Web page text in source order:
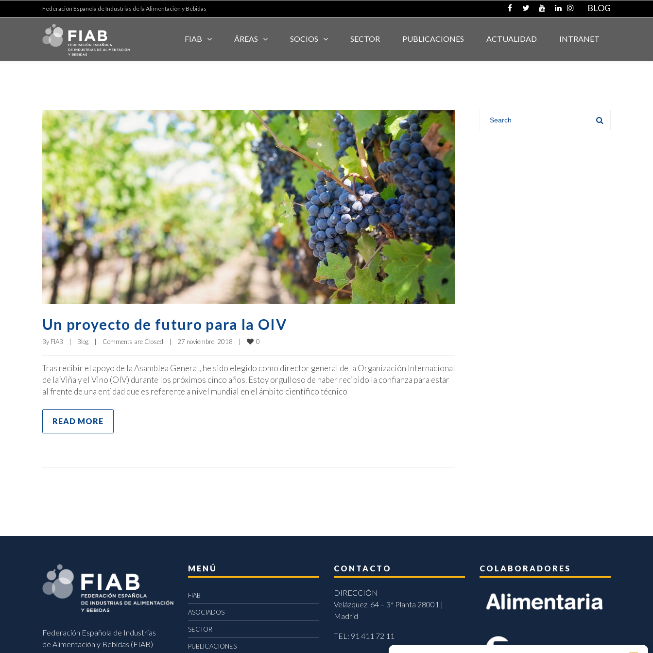
Federación Española de Industrias de la Alimentación y Bebidas BLOG
FIAB ÁREAS SOCIOS SECTOR PUBLICACIONES ACTUALIDAD INTRANET
Un proyecto de futuro para la OIV
By FIAB Blog Comments are Closed 27 noviembre, 2018 0
Tras recibir el apoyo de la Asamblea General, he sido elegido como director general de la Organización Internacional
de la Viña y el Vino (OIV) durante los próximos cinco años. Estoy orgulloso de haber recibido la confianza para estar
al frente de una entidad que es referente a nivel mundial en el ámbito científico técnico
READ MORE
Federación Española de Industrias
de Alimentación y Bebidas (FIAB)
MENÚ
FIAB
ASOCIADOS
SECTOR
PUBLICACIONES
CONTACTO
DIRECCIÓN
Velázquez, 64 – 3ª Planta 28001 |
Madrid
TEL: 91 411 72 11
COLABORADORES